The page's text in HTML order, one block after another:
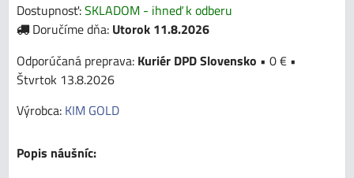
Dostupnosť:SKLADOM - ihneď k odberu
Doručíme dňa: Utorok 11.8.2026
Kuriér DPD Slovensko • 0 € •
Štvrtok 13.8.2026
Výrobca: KIM GOLD
Popis náušníc: